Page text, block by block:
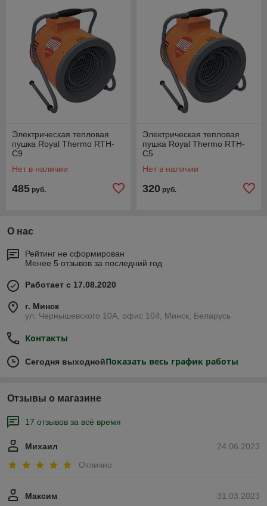
Электрическая тепловая
пушка Royal Thermo RTH-
C9
Нет в наличии
485 руб.
Электрическая тепловая
пушка Royal Thermo RTH-
C5
Нет в наличии
320 руб.
О нас
Рейтинг не сформирован
Менее 5 отзывов за последний год
Работает с 17.08.2020
г. Минск
ул. Чернышевского 10А, офис 104, Минск, Беларусь
Контакты
Сегодня выходнойПоказать весь график работы
Отзывы о магазине
17 отзывов за всё время
24.06.2023
Михаил
Отлично
31.03.2023
Максим